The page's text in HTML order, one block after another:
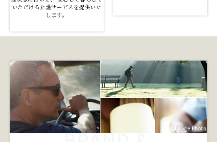
いただける介護サービスを提供いた
します。
All Image Photo